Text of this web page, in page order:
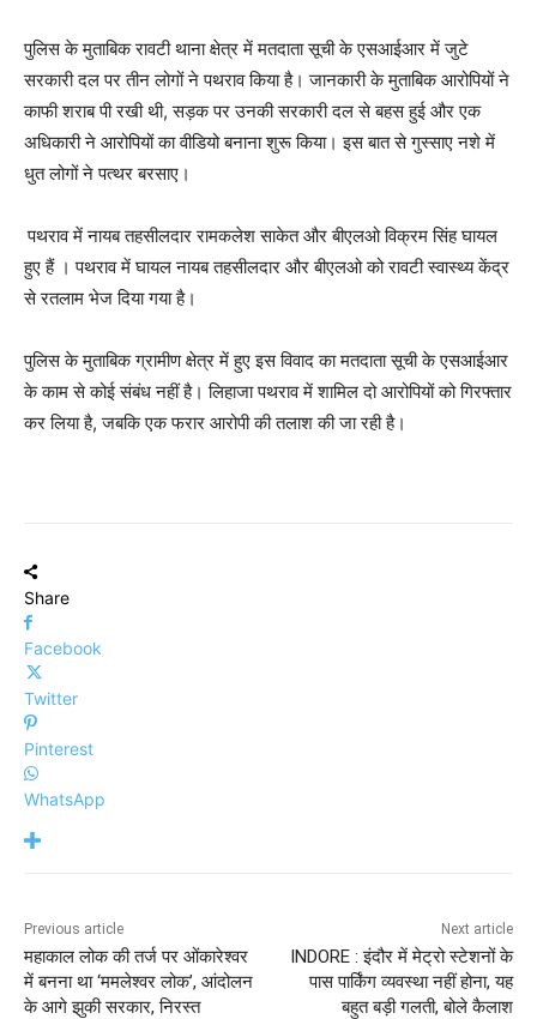
पुलिस के मुताबिक रावटी थाना क्षेत्र में मतदाता सूची के एसआईआर में जुटे
सरकारी दल पर तीन लोगों ने पथराव किया है। जानकारी के मुताबिक आरोपियों ने
काफी शराब पी रखी थी, सड़क पर उनकी सरकारी दल से बहस हुई और एक
अधिकारी ने आरोपियों का वीडियो बनाना शुरू किया। इस बात से गुस्साए नशे में
धुत लोगों ने पत्थर बरसाए।
⁠पथराव में नायब तहसीलदार रामकलेश साकेत और बीएलओ विक्रम सिंह घायल
हुए हैं । पथराव में घायल नायब तहसीलदार और बीएलओ को रावटी स्वास्थ्य केंद्र
से रतलाम भेज दिया गया है।
पुलिस के मुताबिक ग्रामीण क्षेत्र में हुए इस विवाद का मतदाता सूची के एसआईआर
के काम से कोई संबंध नहीं है। लिहाजा पथराव में शामिल दो आरोपियों को गिरफ्तार
कर लिया है, जबकि एक फरार आरोपी की तलाश की जा रही है।
Share
Facebook
Twitter
Pinterest
WhatsApp
Previous article
महाकाल लोक की तर्ज पर ओंकारेश्वर
में बनना था ‘ममलेश्वर लोक’, आंदोलन
के आगे झुकी सरकार, निरस्त
Next article
INDORE : इंदौर में मेट्रो स्टेशनों के
पास पार्किंग व्यवस्था नहीं होना, यह
बहुत बड़ी गलती, बोले कैलाश